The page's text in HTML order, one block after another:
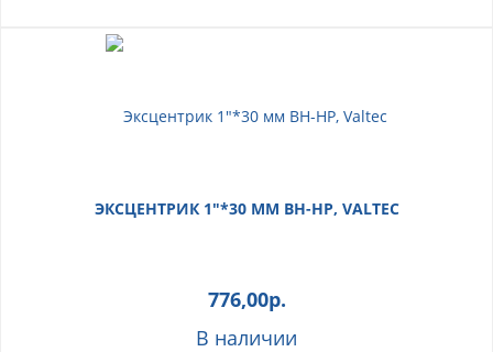
ЭКСЦЕНТРИК 1"*30 ММ ВН-НР, VALTEC
776,00р.
В наличии